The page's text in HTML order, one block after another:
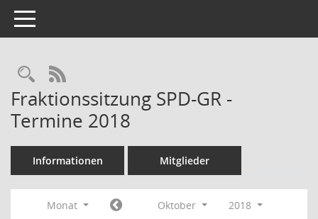
Toggle navigation
RSS-Feed
Fraktionssitzung SPD-GR -
Termine 2018
Informationen Mitglieder
Monat Oktober
2018